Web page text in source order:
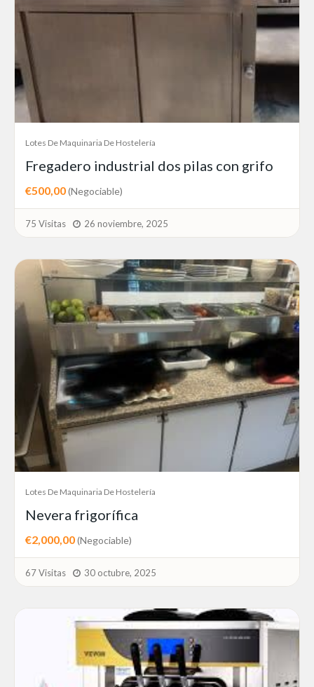
Lotes De Maquinaria De Hostelería
Fregadero industrial dos pilas con grifo
€500,00(Negociable)
75 Visitas 26 noviembre, 2025
Lotes De Maquinaria De Hostelería
Nevera frigorífica
€2,000,00(Negociable)
67 Visitas 30 octubre, 2025